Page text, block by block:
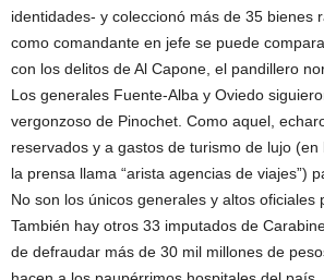
identidades- y coleccionó más de 35 bienes
como comandante en jefe se puede
con los delitos de Al Capone, el pandillero
Los generales Fuente-Alba y Oviedo
vergonzoso de Pinochet. Como aquel,
reservados y a gastos de turismo de lujo
la prensa llama “arista agencias de viajes”)
No son los únicos generales y altos oficiales
También hay otros 33 imputados de
de defraudar más de 30 mil millones de